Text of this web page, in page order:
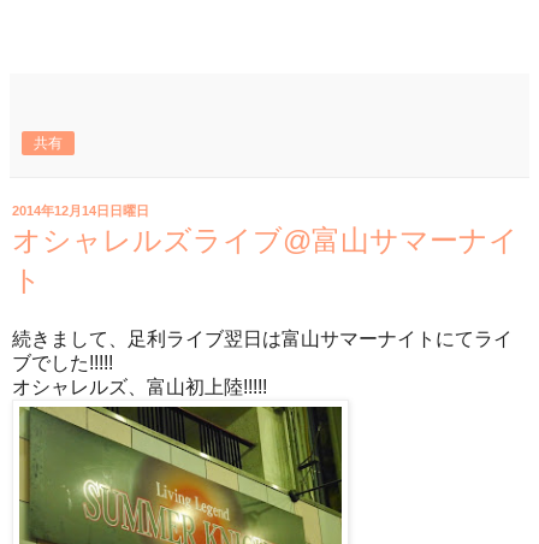
共有
2014年12月14日日曜日
オシャレルズライブ@富山サマーナイ
ト
続きまして、足利ライブ翌日は富山サマーナイトにてライ
ブでした!!!!!
オシャレルズ、富山初上陸!!!!!